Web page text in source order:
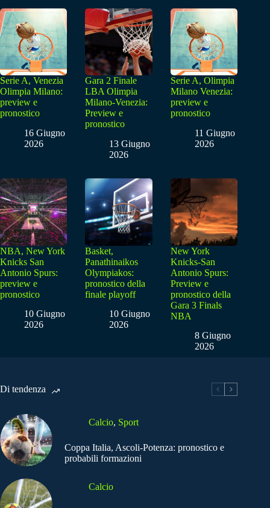
Serie A, Venezia
Olimpia Milano:
preview e
pronostico
16 Giugno
2026
Gara 2 Finale
LBA Olimpia
Milano-Venezia:
Preview e
pronostico
13 Giugno
2026
Serie A, Olimpia
Milano Venezia:
preview e
pronostico
11 Giugno
2026
NBA, New York
Knicks San
Antonio Spurs:
preview e
pronostico
10 Giugno
2026
Basket,
Panathinaikos
Olympiakos:
pronostico della
finale playoff
10 Giugno
2026
New York
Knicks-San
Antonio Spurs:
Preview e
pronostico della
Gara 3 Finals
NBA
8 Giugno
2026
Di tendenza
Calcio, Sport
Coppa Italia, Ascoli-Potenza: pronostico e
probabili formazioni
Calcio